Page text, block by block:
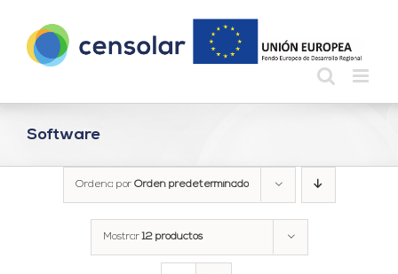
contenido
Software
Ordena por Orden predeterminado
Mostrar12 productos